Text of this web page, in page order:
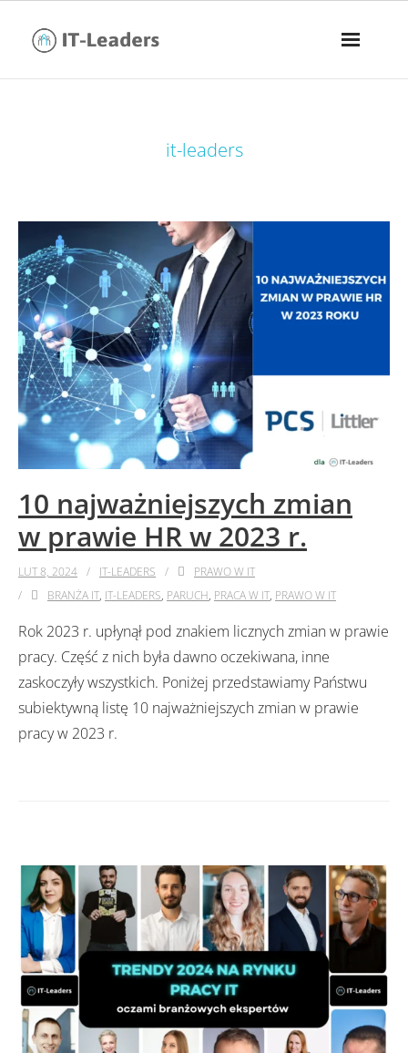
it-leaders
10 najważniejszych zmian
w prawie HR w 2023 r.
LUT 8, 2024 IT-LEADERS
PRAWO W IT
BRANŻA IT, IT-LEADERS, PARUCH, PRACA W IT, PRAWO W IT
Rok 2023 r. upłynął pod znakiem licznych zmian w prawie
pracy. Część z nich była dawno oczekiwana, inne
zaskoczyły wszystkich. Poniżej przedstawiamy Państwu
subiektywną listę 10 najważniejszych zmian w prawie
pracy w 2023 r.